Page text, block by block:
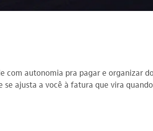
autonomia pra pagar e organizar
ajusta a você à fatura que vira